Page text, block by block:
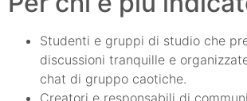
Studenti e gruppi di studio che
discussioni tranquille e
chat di gruppo caotiche.